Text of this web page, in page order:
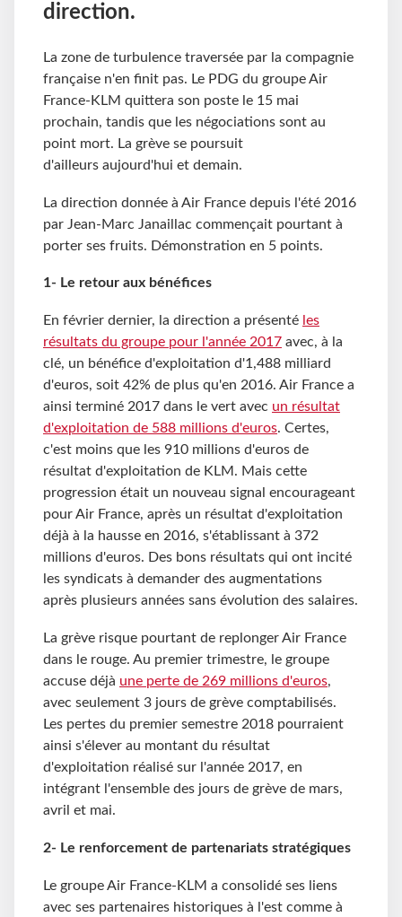
direction.
La zone de turbulence traversée par la compagnie
française n'en finit pas. Le PDG du groupe Air
France-KLM quittera son poste le 15 mai
prochain, tandis que les négociations sont au
point mort. La grève se poursuit
d'ailleurs aujourd'hui et demain.
La direction donnée à Air France depuis l'été 2016
par Jean-Marc Janaillac commençait pourtant à
porter ses fruits. Démonstration en 5 points.
1- Le retour aux bénéfices
En février dernier, la direction a présenté les
résultats du groupe pour l'année 2017 avec, à la
clé, un bénéfice d'exploitation d'1,488 milliard
d'euros, soit 42% de plus qu'en 2016. Air France a
ainsi terminé 2017 dans le vert avec un résultat
d'exploitation de 588 millions d'euros. Certes,
c'est moins que les 910 millions d'euros de
résultat d'exploitation de KLM. Mais cette
progression était un nouveau signal encourageant
pour Air France, après un résultat d'exploitation
déjà à la hausse en 2016, s'établissant à 372
millions d'euros. Des bons résultats qui ont incité
les syndicats à demander des augmentations
après plusieurs années sans évolution des salaires.
La grève risque pourtant de replonger Air France
dans le rouge. Au premier trimestre, le groupe
accuse déjà une perte de 269 millions d'euros,
avec seulement 3 jours de grève comptabilisés.
Les pertes du premier semestre 2018 pourraient
ainsi s'élever au montant du résultat
d'exploitation réalisé sur l'année 2017, en
intégrant l'ensemble des jours de grève de mars,
avril et mai.
2- Le renforcement de partenariats stratégiques
Le groupe Air France-KLM a consolidé ses liens
avec ses partenaires historiques à l'est comme à